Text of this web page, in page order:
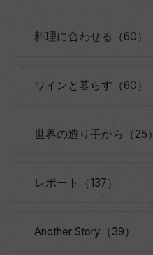
料理に合わせる（60）
ワインと暮らす（60）
世界の造り手から（25）
レポート（137）
Another Story（39）